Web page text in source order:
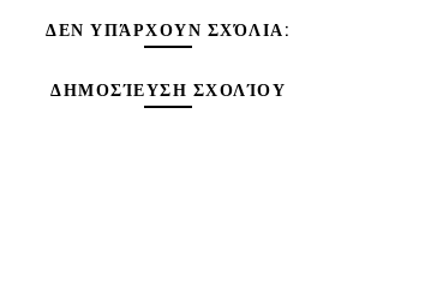
ΔΕΝ ΥΠΆΡΧΟΥΝ ΣΧΌΛΙΑ:
ΔΗΜΟΣΊΕΥΣΗ ΣΧΟΛΊΟΥ